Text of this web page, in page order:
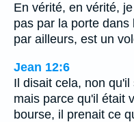
En vérité, en vérité,
pas par la porte
par ailleurs, est un
Jean 12:6
Il disait cela, non
mais parce qu'il était
bourse, il prenait ce